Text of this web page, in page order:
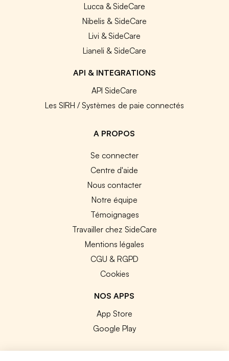
Lucca & SideCare
Nibelis & SideCare
Livi & SideCare
Lianeli & SideCare
API & INTEGRATIONS
API SideCare
Les SIRH / Systèmes de paie connectés
A PROPOS
Se connecter
Centre d'aide
Nous contacter
Notre équipe
Témoignages
Travailler chez SideCare
Mentions légales
CGU & RGPD
Cookies
NOS APPS
App Store
Google Play